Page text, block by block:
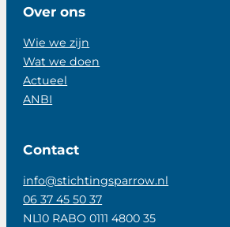
Over ons
Wie we zijn
Wat we doen
Actueel
ANBI
Contact
info@stichtingsparrow.nl
06 37 45 50 37
NL10 RABO 0111 4800 35